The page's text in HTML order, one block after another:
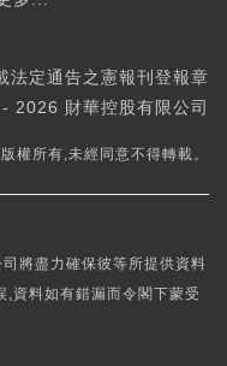
法定通告之憲報刊登報章
財華控股有限公司
權所有,未經同意不得轉載。
將盡力確保彼等所提供資料
,資料如有錯漏而令閣下蒙受